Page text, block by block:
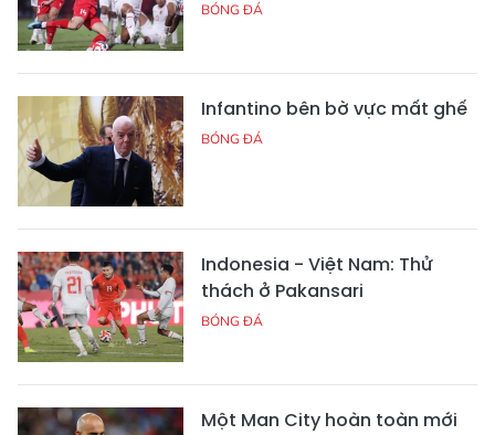
BÓNG ĐÁ
Infantino bên bờ vực mất ghế
BÓNG ĐÁ
Indonesia - Việt Nam: Thử
thách ở Pakansari
BÓNG ĐÁ
Một Man City hoàn toàn mới